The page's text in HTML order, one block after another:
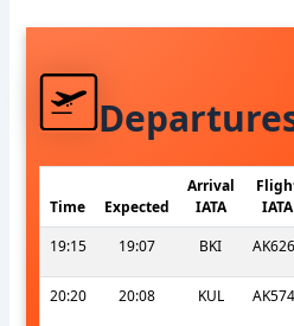
Time Expected
Arrival
IATA
IATA
19:15
19:07 BKI
20:20 20:08 KUL